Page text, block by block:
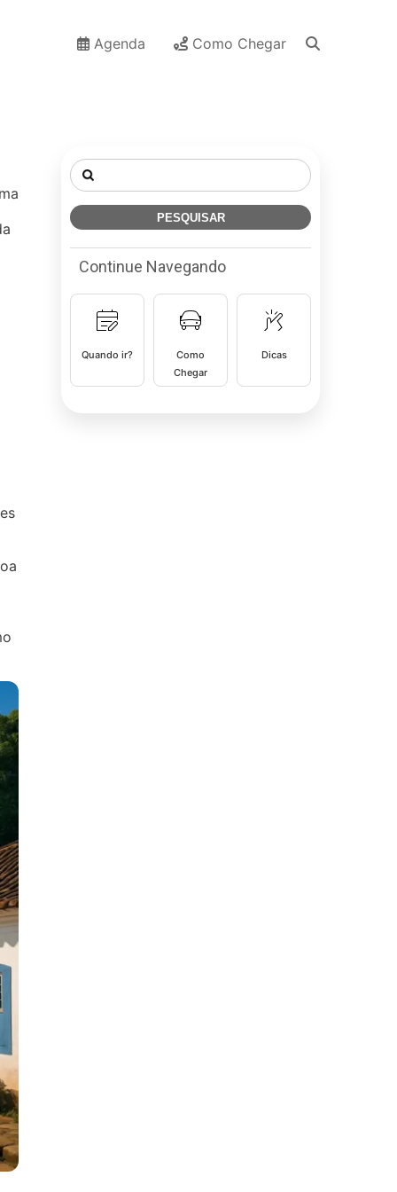
Agenda Como Chegar
Pesquisar
por:
Continue Navegando
Quando ir?
Como
Chegar
Dicas